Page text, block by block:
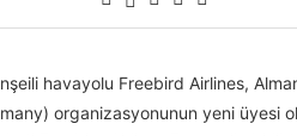
havayolu Freebird Airlines,
organizasyonunun yeni üyesi